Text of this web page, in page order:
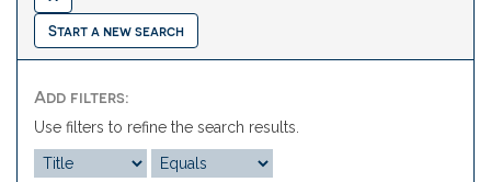
Start a new search
Add filters:
Use filters to refine the search results.